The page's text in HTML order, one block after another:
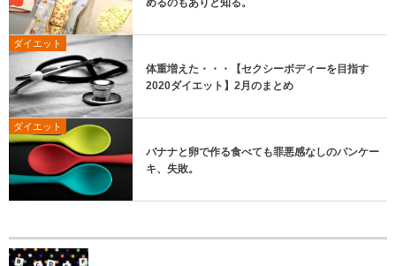
ダイエット
体重増えた・・・【セクシーボディーを目指す
2020ダイエット】2月のまとめ
ダイエット
バナナと卵で作る食べても罪悪感なしのパンケー
キ、失敗。